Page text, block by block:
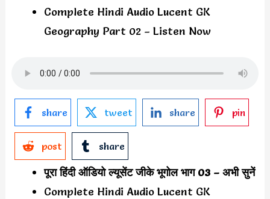
Complete Hindi Audio Lucent GK
Geography Part 02 – Listen Now
share tweet share pin
post share
पूरा हिंदी ऑडियो ल्यूसेंट जीके भूगोल भाग 03 – अभी सुनें
Complete Hindi Audio Lucent GK